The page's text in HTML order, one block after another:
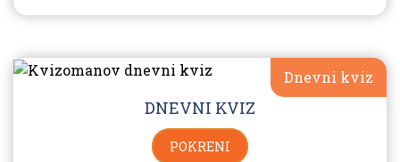
Dnevni kviz
DNEVNI KVIZ
POKRENI